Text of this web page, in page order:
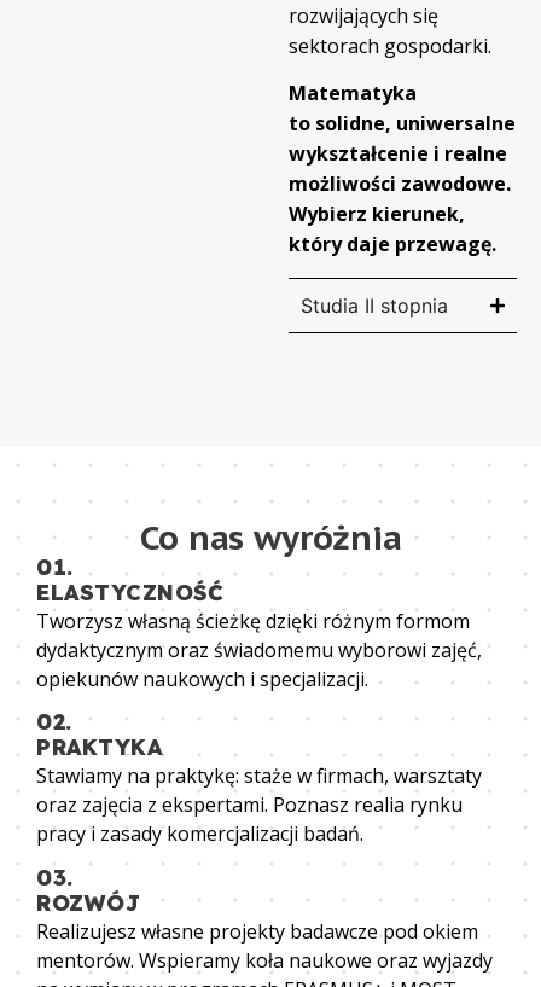
rozwijających się
sektorach gospodarki.
Matematyka
to solidne, uniwersalne
wykształcenie i realne
możliwości zawodowe.
Wybierz kierunek,
który daje przewagę.
Studia II stopnia
Co nas wyróżnia
01.
ELASTYCZNOŚĆ
Tworzysz własną ścieżkę dzięki różnym formom
dydaktycznym oraz świadomemu wyborowi zajęć,
opiekunów naukowych i specjalizacji.
02.
PRAKTYKA
Stawiamy na praktykę: staże w firmach, warsztaty
oraz zajęcia z ekspertami. Poznasz realia rynku
pracy i zasady komercjalizacji badań.
03.
ROZWÓJ
Realizujesz własne projekty badawcze pod okiem
mentorów. Wspieramy koła naukowe oraz wyjazdy